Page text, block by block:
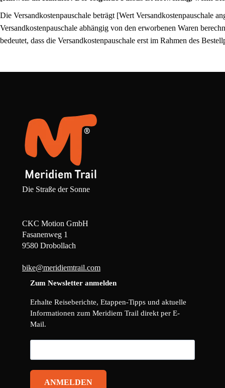
Die Versandkostenpauschale beträgt [Wert Versandkostenpauschale
Versandkostenpauschale abhängig von den erworbenen Waren
bedeutet, dass die Versandkostenpauschale erst im Rahmen des
Die Straße der Sonne
CKC Motion GmbH
Fasanenweg 1
9580 Drobollach
bike@meridiemtrail.com
Zum Newsletter anmelden
Erhalte Reiseberichte, Etappen-Tipps und aktuelle
Informationen zum Meridiem Trail direkt per E-
Mail.
ANMELDEN